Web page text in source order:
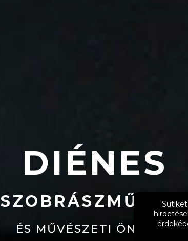
DIÉNES
SZOBRÁSZMŰHELY
ÉS MŰVÉSZETI ÖNTÖDE